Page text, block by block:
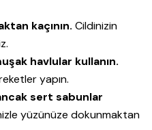
kaçının. Cildinizin
havlular kullanın.
yapın.
sert sabunlar
yüzünüze dokunmaktan